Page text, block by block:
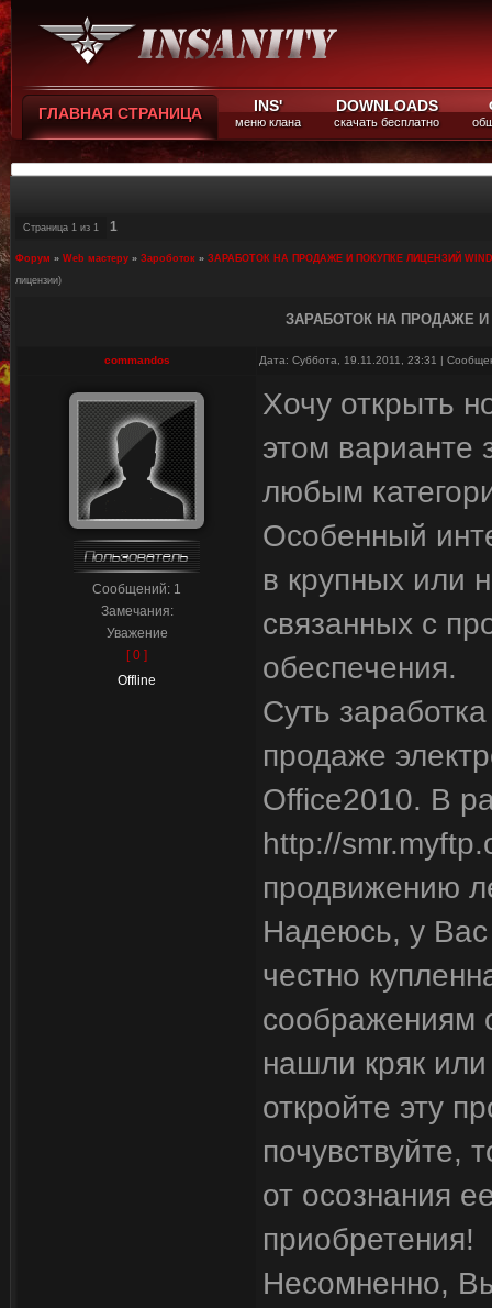
ГЛАВНАЯ СТРАНИЦА INS'
меню клана
DOWNLOADS
скачать бесплатно
Страница 1 из 1 1
Форум » Web мастеру » Зароботок » ЗАРАБОТОК НА ПРОДАЖЕ И ПОКУПКЕ ЛИЦЕНЗИЙ
лицензии)
ЗАРАБОТОК НА ПРОДАЖЕ И
commandos Дата: Суббота, 19.11.2011, 23:31 |
Сообщений: 1
Замечания:
Уважение
[ 0 ]
Offline
Хочу открыть
этом варианте
любым
Особенный
в крупных или
связанных с
обеспечения.
Суть
продаже
Office2010. В
http://
продвижению
Надеюсь, у Вас
честно
соображениям
нашли кряк
откройте эту
почувствуйте,
от осознания
приобретения!
Несомненно,